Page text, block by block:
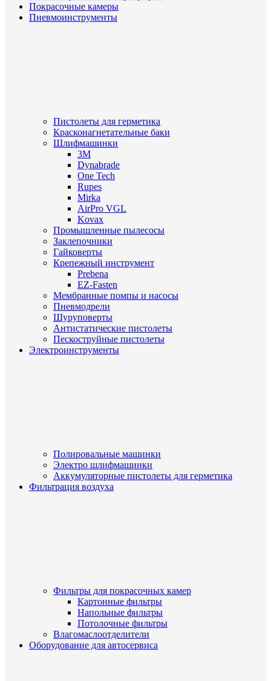
Покрасочные камеры
Пневмоинструменты
Пистолеты для герметика
Красконагнетательные баки
Шлифмашинки
3M
Dynabrade
One Tech
Rupes
Mirka
AirPro VGL
Kovax
Промышленные пылесосы
Заклепочники
Гайковерты
Крепежный инструмент
Prebena
EZ-Fasten
Мембранные помпы и насосы
Пневмодрели
Шуруповерты
Антистатические пистолеты
Пескоструйные пистолеты
Электроинструменты
Полировальные машинки
Электро шлифмашинки
Аккумуляторные пистолеты для герметика
Фильтрация воздуха
Фильтры для покрасочных камер
Картонные фильтры
Напольные фильтры
Потолочные фильтры
Влагомаслоотделители
Оборудование для автосервиса